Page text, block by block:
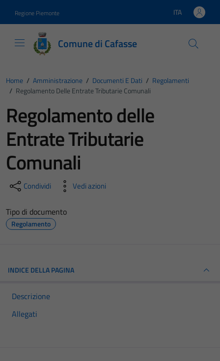
Regione Piemonte Lingua attiva:
ITA
Comune di Cafasse
Home / Amministrazione / Documenti E Dati / Regolamenti
/ Regolamento Delle Entrate Tributarie Comunali
Regolamento delle
Entrate Tributarie
Comunali
Condividi Vedi azioni
Tipo di documento
Regolamento
INDICE DELLA PAGINA
Descrizione
Allegati